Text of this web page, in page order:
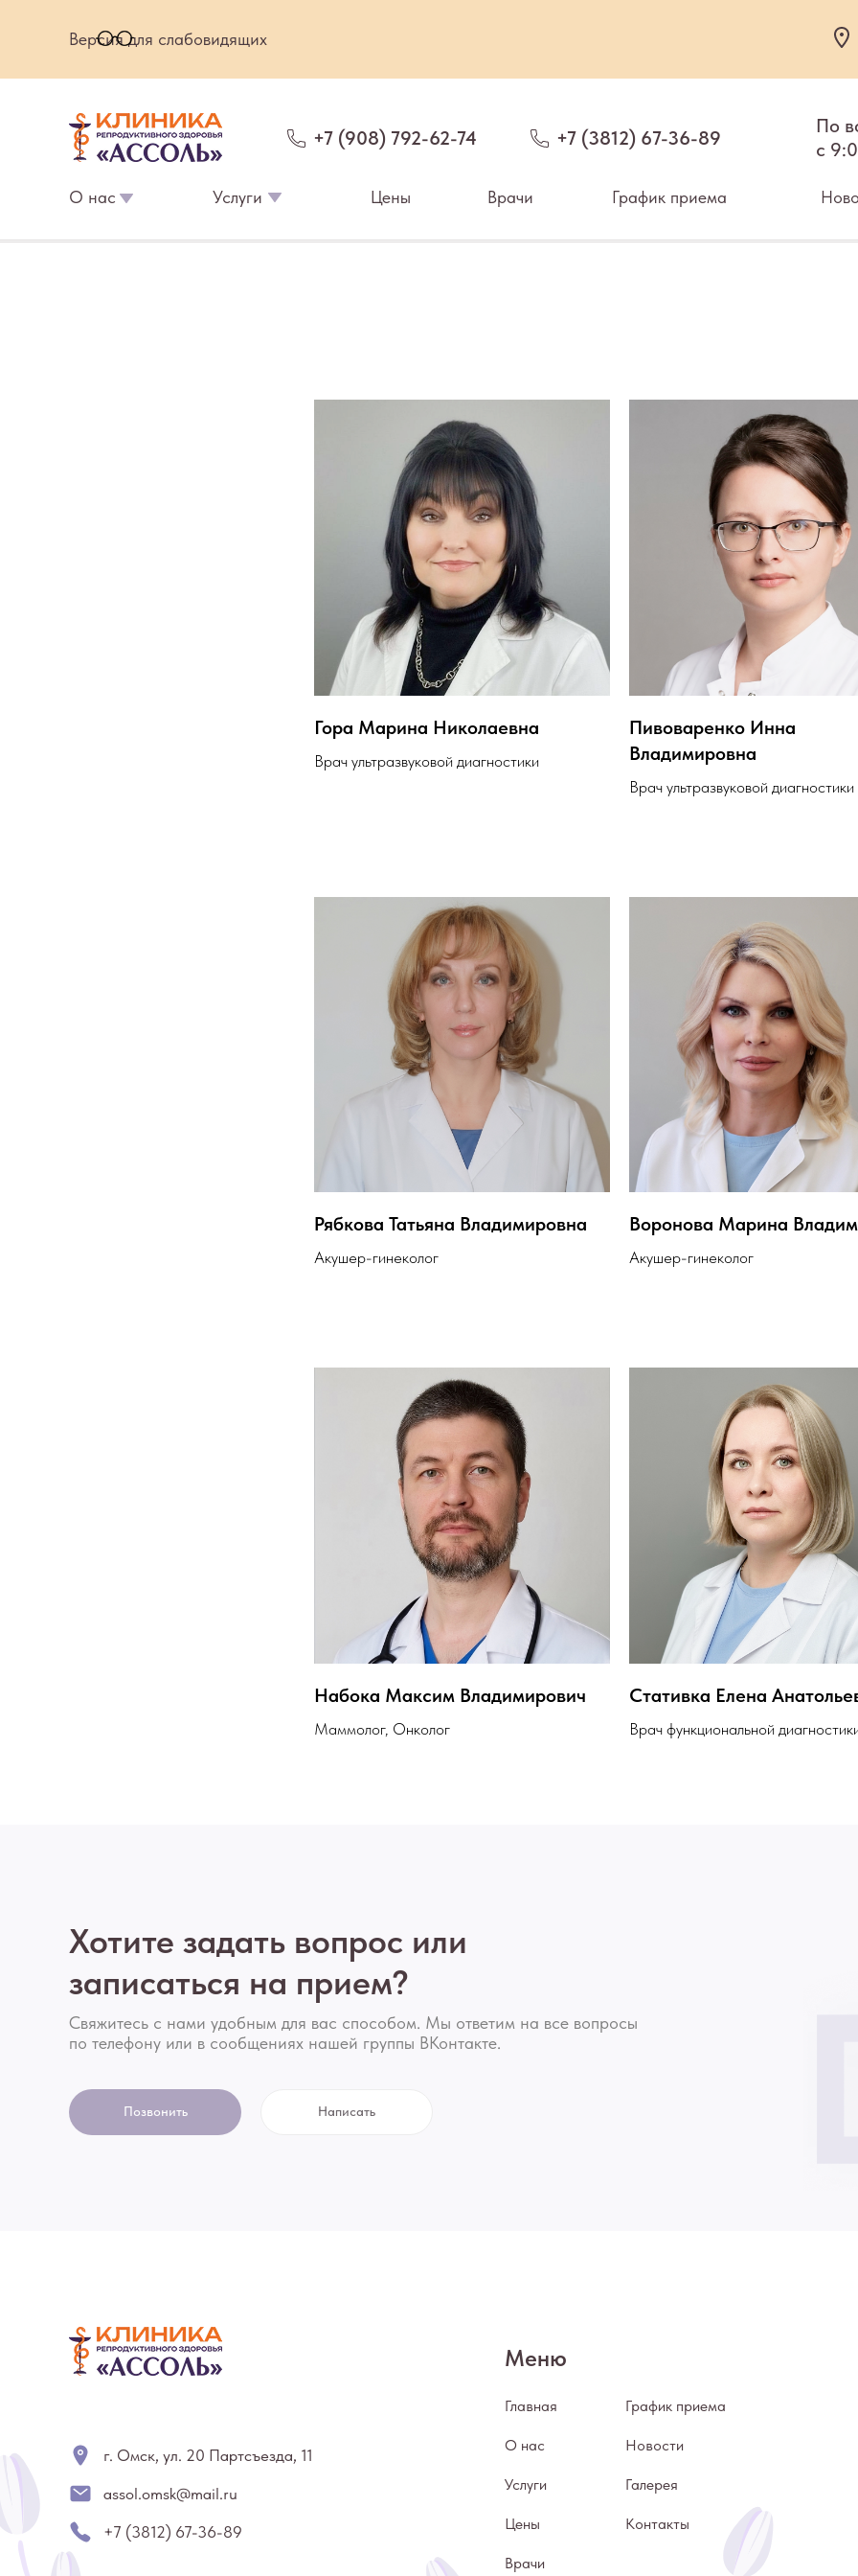
Версия для слабовидящих
О нас Услуги Цены Врачи График приема
+7 (3812) 67-36-89
+7 (908) 792-62-74 c
По
Гора Марина Николаевна
Врач ультразвуковой диагностики
Пивоваренко Инна
Владимировна
Врач ультразвуковой диагностики
Рябкова Татьяна Владимировна
Акушер-гинеколог
Воронова Марина
Акушер-гинеколог
Набока Максим Владимирович
Маммолог, Онколог
Стативка Елена
Врач функциональной
Свяжитесь с нами удобным для вас способом. Мы ответим на все вопросы
по телефону или в сообщениях нашей группы ВКонтакте.
Хотите задать вопрос или
записаться на прием?
Написать
Позвонить
г. Омск, ул. 20 Партсъезда, 11
+7 (3812) 67-36-89
assol.omsk@mail.ru
Врачи
Цены Контакты
Галерея
Новости
График приема
Услуги
О нас
Главная
Меню